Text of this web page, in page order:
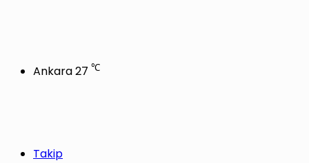
Ankara27 ℃
Takip